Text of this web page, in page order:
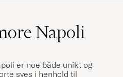
Napoli
er noe både unikt og
syes i henhold til